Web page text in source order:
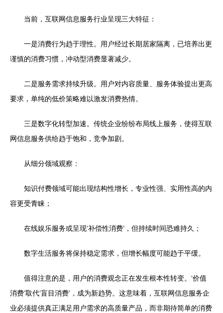
当前，互联网信息服务行业呈现三大特征：
一是消费行为趋于理性。用户经过长期居家隔离，已培养出更
谨慎的消费习惯，冲动型消费显著减少。
二是服务需求持续升级。用户对内容质量、服务体验提出更高
要求，单纯的低价策略难以激发消费热情。
三是数字化转型加速。传统企业纷纷布局线上服务，使得互联
网信息服务供给趋于饱和，竞争加剧。
从细分领域观察：
知识付费领域可能出现结构性增长，专业性强、实用性高的内
容更受青睐；
在线娱乐服务或呈现‘补偿性消费’，但持续时间恐难持久；
数字生活服务将保持稳定需求，但增长幅度可能趋于平缓。
值得注意的是，用户的消费观念正在发生根本性转变。‘价值
消费’取代‘盲目消费’，成为新趋势。这意味着，互联网信息服务企
业必须提供真正满足用户需求的高质量产品，而非期待简单的消费